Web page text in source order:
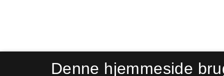
Denne hjemmeside